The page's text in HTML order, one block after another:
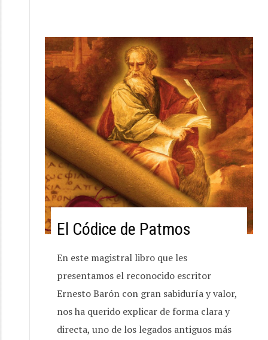
El Códice de Patmos
En este magistral libro que les
presentamos el reconocido escritor
Ernesto Barón con gran sabiduría y valor,
nos ha querido explicar de forma clara y
directa, uno de los legados antiguos más